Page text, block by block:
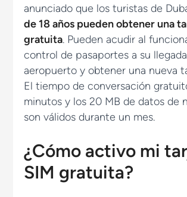
anunciado que los turistas de
de 18 años pueden obtener una
gratuita. Pueden acudir al
control de pasaportes a su
aeropuerto y obtener una nueva
El tiempo de conversación
minutos y los 20 MB de datos de
son válidos durante un mes.
¿Cómo activo mi
SIM gratuita?